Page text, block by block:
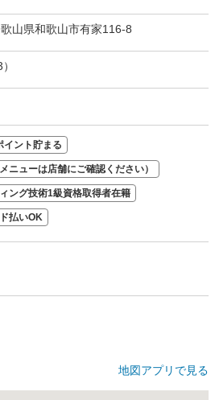
山県和歌山市有家116-8
イント貯まる
ニューは店舗にご確認ください）
ング技術1級資格取得者在籍
払いOK
地図アプリで見る